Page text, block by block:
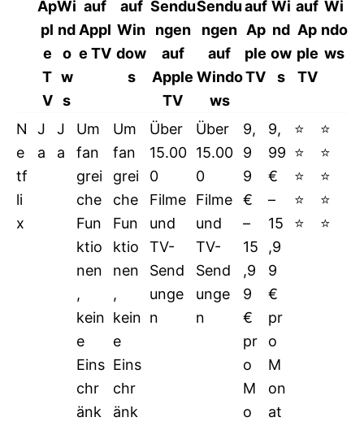
Ap
pl
e
T
V
Wi
nd
o
w
s
auf
Appl
e TV
auf
Win
dow
s
Sendu
ngen
auf
Apple
TV
Sendu
ngen
auf
Windo
ws
auf
Ap
ple
TV
Wi
nd
ow
s
auf
Ap
ple
TV
Wi
ndo
ws
N
e
tf
li
x
J
a
J
a
Um
fan
grei
che
Fun
ktio
nen
,
kein
e
Eins
chr
änk
Um
fan
grei
che
Fun
ktio
nen
,
kein
e
Eins
chr
änk
Über
15.00
0
Filme
und
TV-
Send
unge
n
Über
15.00
0
Filme
und
TV-
Send
unge
n
9,
9
9
€
–
15
,9
9
€
pr
o
M
o
9,
99
€
–
15
,9
9
€
pr
o
M
on
at
⭐
⭐
⭐
⭐
⭐
⭐
⭐
⭐
⭐
⭐